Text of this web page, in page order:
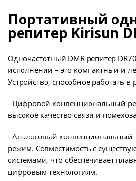
Портативный
репитер Kirisun
Одночастотный DMR репитер
исполнении – это компактный и
Устройство, способное работать
- Цифровой конвенциональный
высокое качество связи и
- Аналоговый конвенциональный
режим. Совместимость с
системами, что обеспечивает
цифровым технологиям.